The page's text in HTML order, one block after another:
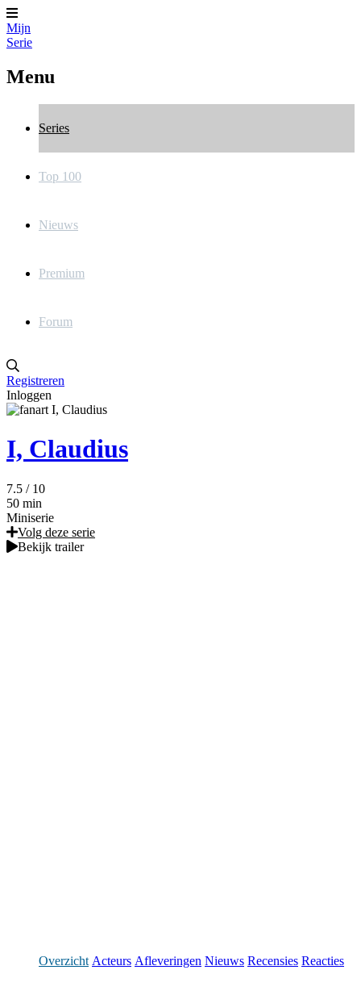
Mijn
Serie
Menu
Series
Top 100
Nieuws
Premium
Forum
Registreren
Inloggen
I, Claudius
7.5 / 10
50 min
Miniserie
Volg deze serie
Bekijk trailer
Overzicht Acteurs Afleveringen Nieuws Recensies Reacties